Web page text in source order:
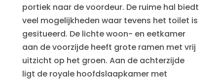
portiek naar de voordeur. De ruime hal biedt
veel mogelijkheden waar tevens het toilet is
gesitueerd. De lichte woon- en eetkamer
aan de voorzijde heeft grote ramen met vrij
uitzicht op het groen. Aan de achterzijde
ligt de royale hoofdslaapkamer met